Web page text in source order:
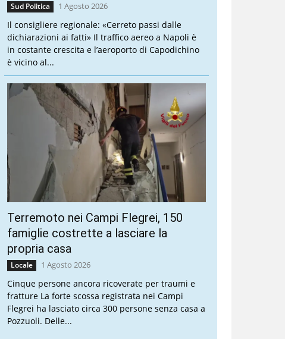
Sud Politica 1 Agosto 2026
Il consigliere regionale: «Cerreto passi dalle
dichiarazioni ai fatti» Il traffico aereo a Napoli è
in costante crescita e l’aeroporto di Capodichino
è vicino al...
Terremoto nei Campi Flegrei, 150
famiglie costrette a lasciare la
propria casa
Locale 1 Agosto 2026
Cinque persone ancora ricoverate per traumi e
fratture La forte scossa registrata nei Campi
Flegrei ha lasciato circa 300 persone senza casa a
Pozzuoli. Delle...